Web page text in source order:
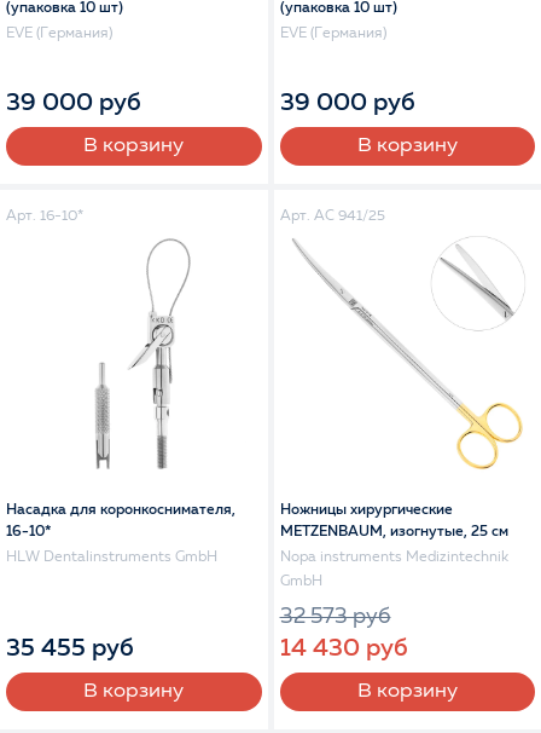
(упаковка 10 шт)
EVE (Германия)
39 000 руб
В корзину
(упаковка 10 шт)
EVE (Германия)
39 000 руб
В корзину
Арт. 16-10*
Насадка для коронкоснимателя,
16-10*
HLW Dentalinstruments GmbH
35 455 руб
В корзину
Арт. AC 941/25
Ножницы хирургические
METZENBAUM, изогнутые, 25 см
Nopa instruments Medizintechnik
GmbH
32 573 руб
14 430 руб
В корзину